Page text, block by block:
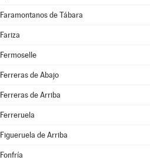
Faramontanos de Tábara
Fariza
Fermoselle
Ferreras de Abajo
Ferreras de Arriba
Ferreruela
Figueruela de Arriba
Fonfría